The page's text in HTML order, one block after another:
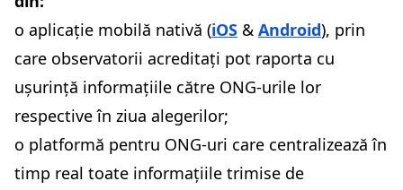
o aplicație mobilă nativă (iOS & Android), prin
care observatorii acreditați pot raporta cu
ușurință informațiile către ONG-urile lor
respective în ziua alegerilor;
o platformă pentru ONG-uri care centralizează în
timp real toate informațiile trimise de